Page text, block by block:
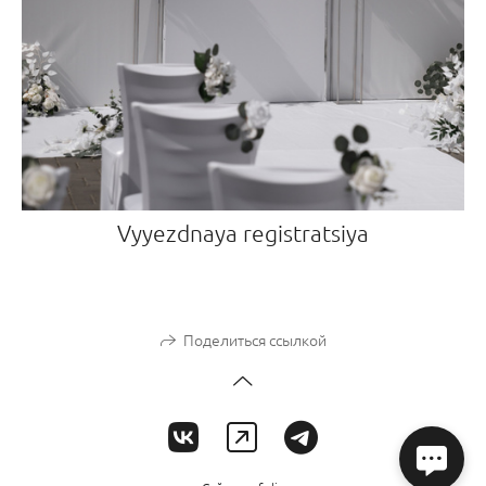
Vyyezdnaya registratsiya
Поделиться ссылкой